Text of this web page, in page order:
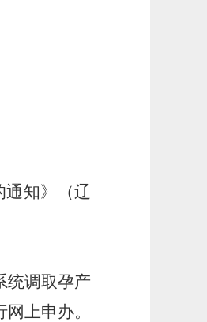
知》（辽
统调取孕产
上申办。